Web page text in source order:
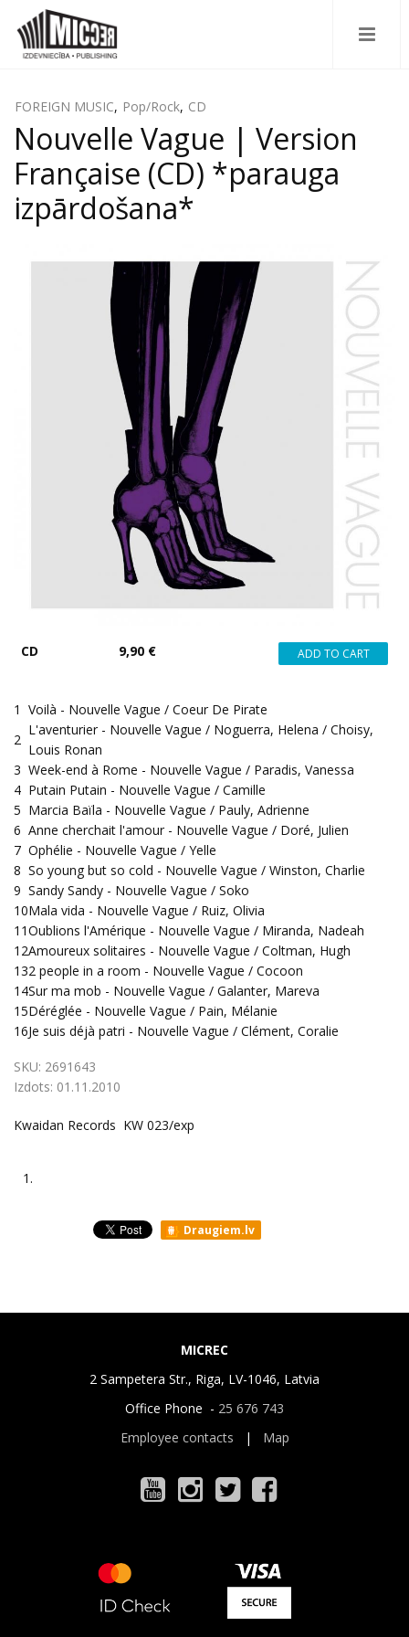
FOREIGN MUSIC, Pop/Rock, CD
Nouvelle Vague | Version
Française (CD) *parauga
izpārdošana*
CD 9,90 €
1 Voilà - Nouvelle Vague / Coeur De Pirate
2
L'aventurier - Nouvelle Vague / Noguerra, Helena / Choisy,
Louis Ronan
3 Week-end à Rome - Nouvelle Vague / Paradis, Vanessa
4 Putain Putain - Nouvelle Vague / Camille
5 Marcia Baïla - Nouvelle Vague / Pauly, Adrienne
6 Anne cherchait l'amour - Nouvelle Vague / Doré, Julien
7 Ophélie - Nouvelle Vague / Yelle
8 So young but so cold - Nouvelle Vague / Winston, Charlie
9 Sandy Sandy - Nouvelle Vague / Soko
10Mala vida - Nouvelle Vague / Ruiz, Olivia
11Oublions l'Amérique - Nouvelle Vague / Miranda, Nadeah
12Amoureux solitaires - Nouvelle Vague / Coltman, Hugh
132 people in a room - Nouvelle Vague / Cocoon
14Sur ma mob - Nouvelle Vague / Galanter, Mareva
15Déréglée - Nouvelle Vague / Pain, Mélanie
16Je suis déjà patri - Nouvelle Vague / Clément, Coralie
SKU: 2691643
Izdots: 01.11.2010
Kwaidan Records KW 023/exp
1.
Draugiem.lv
MICREC
2 Sampetera Str., Riga, LV-1046, Latvia
Office Phone - 25 676 743
Employee contacts | Map